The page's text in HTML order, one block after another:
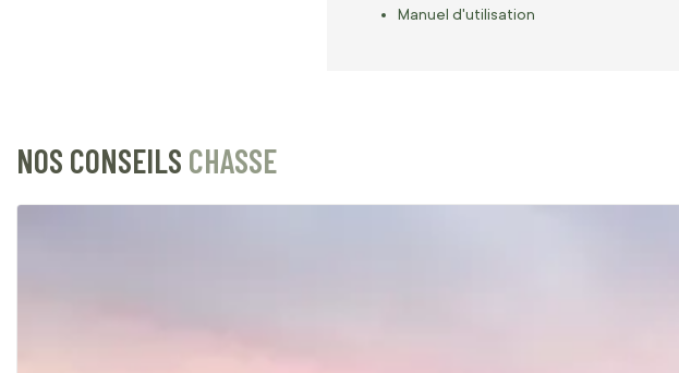
Manuel d'utilisation
NOS CONSEILS CHASSE